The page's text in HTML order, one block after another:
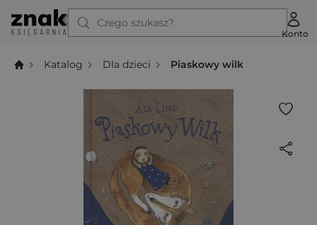
Czego szukasz?
Konto
Katalog Dla dzieci Piaskowy wilk